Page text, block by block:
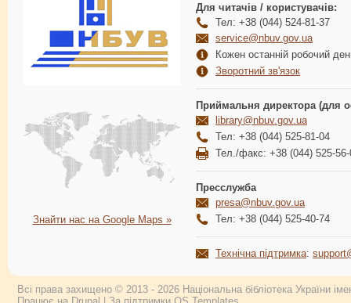
Знайти нас на Google Maps »
Для читачів / користувачів:
Тел: +38 (044) 524-81-37
service@nbuv.gov.ua
Кожен останній робочий
Зворотний зв'язок
Приймальня директора (для
library@nbuv.gov.ua
Тел: +38 (044) 525-81-04
Тел./факс: +38 (044) 525-56-
Пресслужба
presa@nbuv.gov.ua
Тел: +38 (044) 525-40-74
Технічна підтримка:
Всі права захищено © 2013 - 2026 Національна бібліотека України